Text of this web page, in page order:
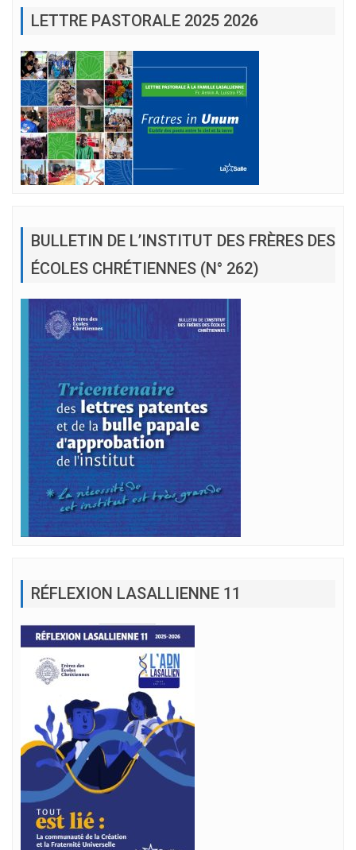
LETTRE PASTORALE 2025 2026
BULLETIN DE L’INSTITUT DES FRÈRES DES
ÉCOLES CHRÉTIENNES (N° 262)
RÉFLEXION LASALLIENNE 11